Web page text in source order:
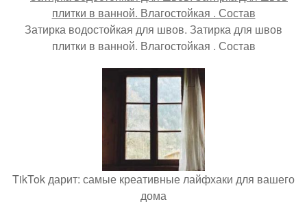
Затирка водостойкая для швов. Затирка для швов
плитки в ванной. Влагостойкая . Состав
TikTok дарит: самые креативные лайфхаки для вашего
дома